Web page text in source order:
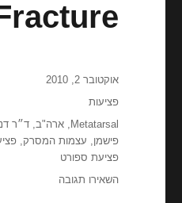
פורסם
אוקטובר 2, 2010
קטגוריות
פציעות
תגיות
Metatarsal
,ארה"ב,ד״ר
פישמן, עצמות המסרק,
פציעת ספורט
השאירו תגובה